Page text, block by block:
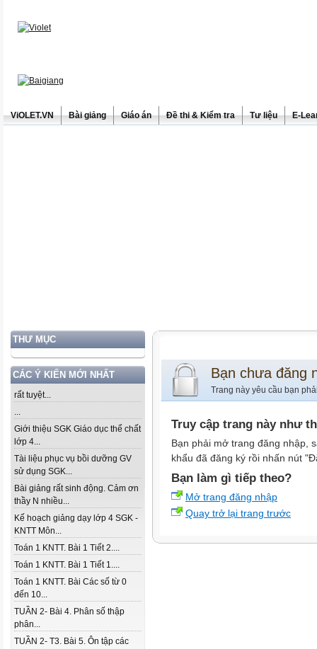
ViOLET.VN Bài giảng Giáo án Đề thi & Kiểm tra Tư liệu E-
THƯ MỤC
CÁC Ý KIẾN MỚI NHẤT
rất tuyệt...
...
Giới thiệu SGK Giáo dục thể chất
lớp 4...
Tài liệu phục vụ bồi dưỡng GV
sử dụng SGK...
Bài giảng rất sinh động. Cảm ơn
thầy N nhiều...
Kế hoạch giảng dạy lớp 4 SGK -
KNTT Môn...
Toán 1 KNTT. Bài 1 Tiết 2....
Toán 1 KNTT. Bài 1 Tiết 1....
Toán 1 KNTT. Bài Các số từ 0
đến 10...
TUẦN 2- Bài 4. Phân số thập
phân...
TUẦN 2- T3. Bài 5. Ôn tập các
Bạn chưa đăng
Trang này yêu cầu bạn
Truy cập trang này như
Bạn phải mở trang đăng nhập,
khẩu đã đăng ký rồi nhấn nút
Bạn làm gì tiếp theo?
Mở trang đăng nhập
Quay trở lại trang trước